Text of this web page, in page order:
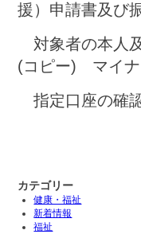
援）申請書及び
対象者の本人
(コピー) マイナ
指定口座の確
カテゴリー
健康・福祉
新着情報
福祉